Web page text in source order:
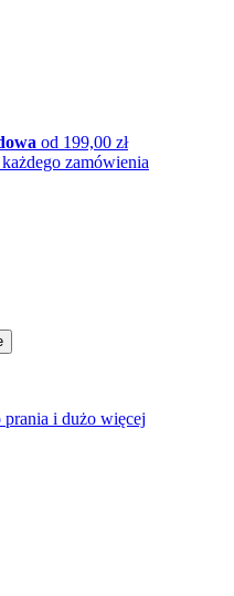
od 199,00 zł
zamówienia
i dużo więcej